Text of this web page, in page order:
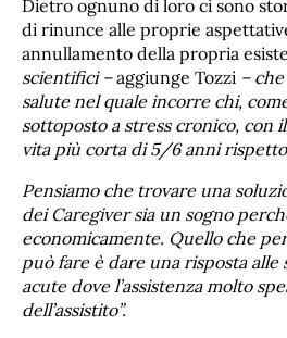
Dietro ognuno di loro ci sono
di rinunce alle proprie
annullamento della propria
scientifici –aggiunge Tozzi –
salute nel quale incorre chi,
sottoposto a stress cronico, con
vita più corta di 5/6 anni
Pensiamo che trovare una
dei Caregiver sia un sogno
economicamente. Quello che
può fare è dare una risposta
acute dove l’assistenza molto
dell’assistito”.